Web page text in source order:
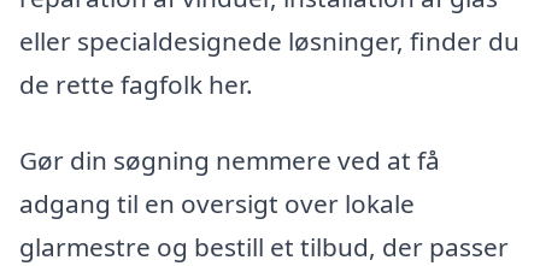
eller specialdesignede løsninger, finder du
de rette fagfolk her.
Gør din søgning nemmere ved at få
adgang til en oversigt over lokale
glarmestre og bestill et tilbud, der passer